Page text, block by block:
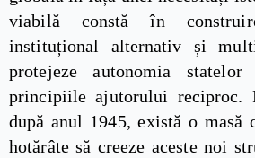
viabilă constă în
instituțional alternativ și
protejeze autonomia
principiile ajutorului reciproc.
după anul 1945, există o masă
hotărâte să creeze aceste noi